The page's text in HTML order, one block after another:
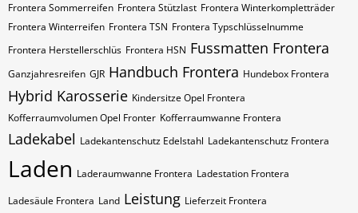
Frontera Sommerreifen Frontera Stützlast Frontera Winterkompletträder
Frontera Winterreifen Frontera​​​​ TSN Frontera​​​​ Typschlüsselnumme
Frontera​​​​​ Herstellerschlüs Frontera​​​​​ HSN Fussmatten Frontera
Ganzjahresreifen GJR Handbuch Frontera Hundebox Frontera
Hybrid Karosserie Kindersitze Opel Frontera
Kofferraumvolumen Opel Fronter Kofferraumwanne Frontera
Ladekabel Ladekantenschutz Edelstahl Ladekantenschutz Frontera
Laden Laderaumwanne Frontera Ladestation Frontera
Ladesäule Frontera Land Leistung Lieferzeit Frontera